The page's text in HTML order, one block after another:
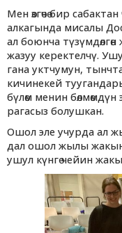
Мен өзгөчө бир
алкагында мисалы
ал боюнча
жазуу керектелчү.
гана уктчумун,
кичинекей
бүлөм менин
рагасыз болушкан.
Ошол эле учурда ал
дал ошол жылы
ушул күнгө чейин